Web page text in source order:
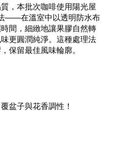
，本批次咖啡使用陽光屋
——在溫室中以透明防水布
間，細緻地讓果膠自然轉
更圓潤純淨。這種處理法
保留最佳風味輪廓。
盆子與花香調性！